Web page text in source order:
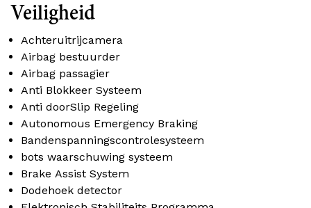
Veiligheid
Achteruitrijcamera
Airbag bestuurder
Airbag passagier
Anti Blokkeer Systeem
Anti doorSlip Regeling
Autonomous Emergency Braking
Bandenspanningscontrolesysteem
bots waarschuwing systeem
Brake Assist System
Dodehoek detector